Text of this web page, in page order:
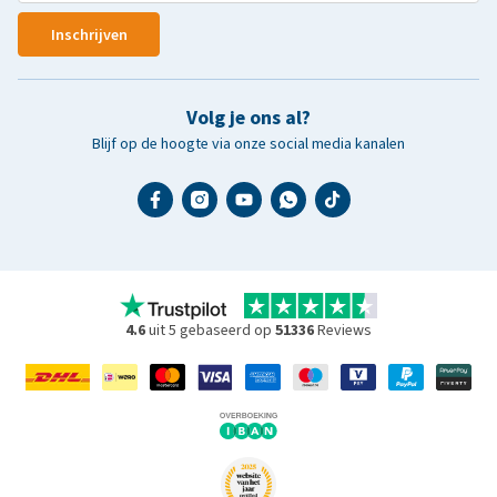
Inschrijven
Volg je ons al?
Blijf op de hoogte via onze social media kanalen
4.6uit 5 gebaseerd op 51336Reviews